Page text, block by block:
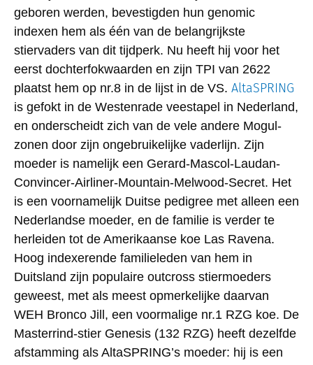
geboren werden, bevestigden hun genomic
indexen hem als één van de belangrijkste
stiervaders van dit tijdperk. Nu heeft hij voor het
eerst dochterfokwaarden en zijn TPI van 2622
plaatst hem op nr.8 in de lijst in de VS. AltaSPRING
is gefokt in de Westenrade veestapel in Nederland,
en onderscheidt zich van de vele andere Mogul-
zonen door zijn ongebruikelijke vaderlijn. Zijn
moeder is namelijk een Gerard-Mascol-Laudan-
Convincer-Airliner-Mountain-Melwood-Secret. Het
is een voornamelijk Duitse pedigree met alleen een
Nederlandse moeder, en de familie is verder te
herleiden tot de Amerikaanse koe Las Ravena.
Hoog indexerende familieleden van hem in
Duitsland zijn populaire outcross stiermoeders
geweest, met als meest opmerkelijke daarvan
WEH Bronco Jill, een voormalige nr.1 RZG koe. De
Masterrind-stier Genesis (132 RZG) heeft dezelfde
afstamming als AltaSPRING’s moeder: hij is een